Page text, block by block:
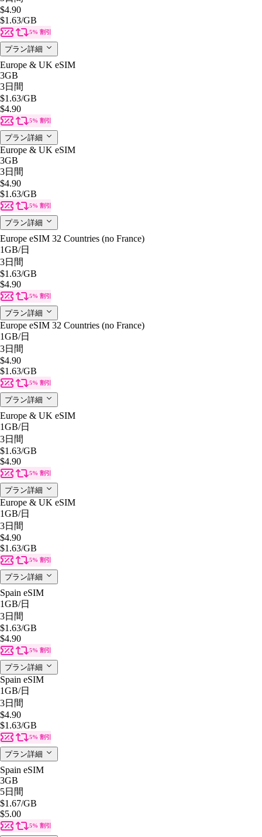
$4.90
$1.63/GB
5% 割引
プラン詳細
Europe & UK eSIM
3GB
3日間
$1.63/GB
$4.90
5% 割引
プラン詳細
Europe & UK eSIM
3GB
3日間
$4.90
$1.63/GB
5% 割引
プラン詳細
Europe eSIM 32 Countries (no France)
1GB/日
3日間
$1.63/GB
$4.90
5% 割引
プラン詳細
Europe eSIM 32 Countries (no France)
1GB/日
3日間
$4.90
$1.63/GB
5% 割引
プラン詳細
Europe & UK eSIM
1GB/日
3日間
$1.63/GB
$4.90
5% 割引
プラン詳細
Europe & UK eSIM
1GB/日
3日間
$4.90
$1.63/GB
5% 割引
プラン詳細
Spain eSIM
1GB/日
3日間
$1.63/GB
$4.90
5% 割引
プラン詳細
Spain eSIM
1GB/日
3日間
$4.90
$1.63/GB
5% 割引
プラン詳細
Spain eSIM
3GB
5日間
$1.67/GB
$5.00
5% 割引